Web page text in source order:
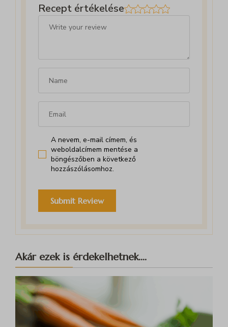
Recept értékelése
A nevem, e-mail címem, és
weboldalcímem mentése a
böngészőben a következő
hozzászólásomhoz.
Akár ezek is érdekelhetnek....